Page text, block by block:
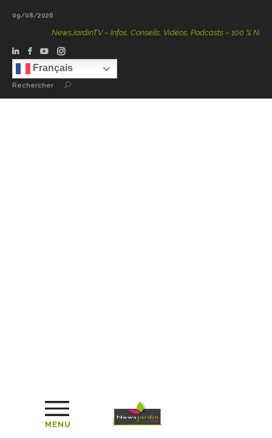
09/08/2026
NewsJardinTV – Infos, Conseils, Vidéos, Podcasts – 100 % Nature
Français
Rechercher
MENU